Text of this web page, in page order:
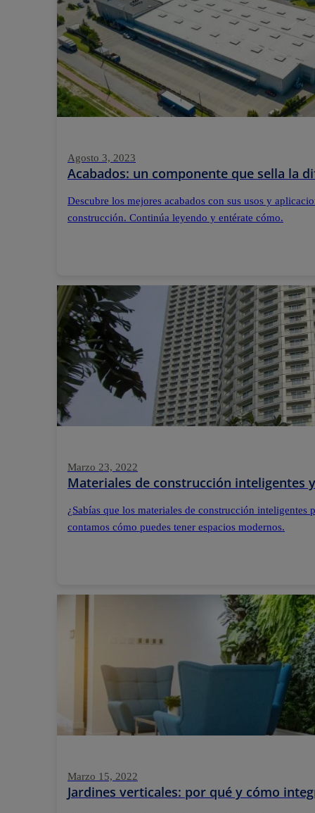
Agosto 3, 2023
Acabados: un componente que sella la
Descubre los mejores acabados con sus usos y
construcción. Continúa leyendo y entérate cómo.
Marzo 23, 2022
Materiales de construcción inteligentes
¿Sabías que los materiales de construcción inteligentes
contamos cómo puedes tener espacios modernos.
Marzo 15, 2022
Jardines verticales: por qué y cómo